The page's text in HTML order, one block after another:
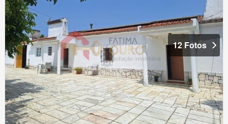
12 Fotos